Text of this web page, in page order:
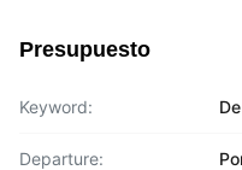
Presupuesto
Keyword:
Departure: